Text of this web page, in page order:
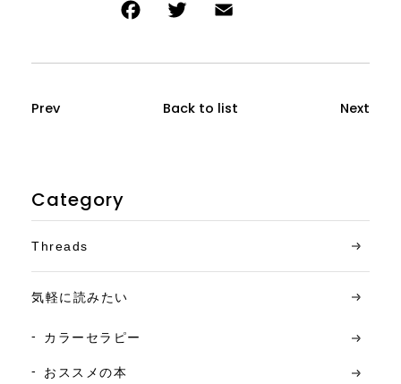
Prev Back to list Next
Category
Threads
気軽に読みたい
カラーセラピー
おススメの本